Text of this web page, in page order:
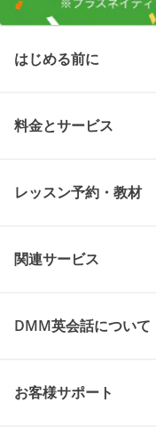
はじめる前に
料金とサービス
レッスン予約・教材
関連サービス
DMM英会話について
お客様サポート